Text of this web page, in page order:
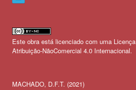
Este obra está licenciado com uma Licença
Atribuição-NãoComercial 4.0 Internacional.
MACHADO, D.F.T. (2021)